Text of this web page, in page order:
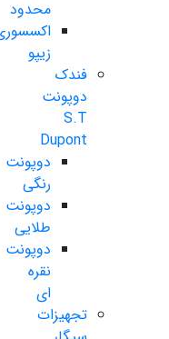
محدود
زیپو
فندک
دوپونت
S.T
Dupont
دوپونت
رنگی
دوپونت
طلایی
دوپونت
نقره
ای
تجهیزات